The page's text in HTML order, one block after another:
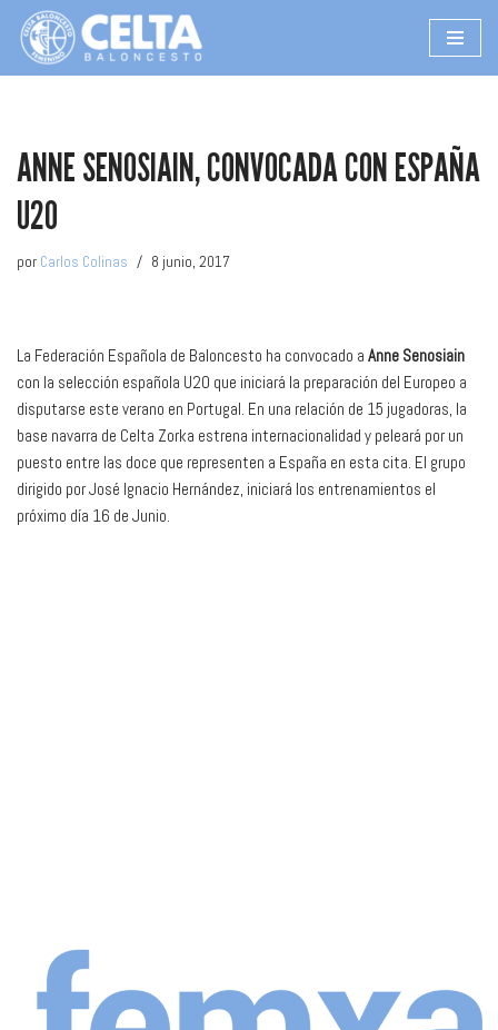
Saltar
ANNE SENOSIAIN, CONVOCADA CON ESPAÑA
U20
por Carlos Colinas 8 junio, 2017
La Federación Española de Baloncesto ha convocado a Anne Senosiain
con la selección española U20 que iniciará la preparación del Europeo a
disputarse este verano en Portugal. En una relación de 15 jugadoras, la
base navarra de Celta Zorka estrena internacionalidad y peleará por un
puesto entre las doce que representen a España en esta cita. El grupo
dirigido por José Ignacio Hernández, iniciará los entrenamientos el
próximo día 16 de Junio.